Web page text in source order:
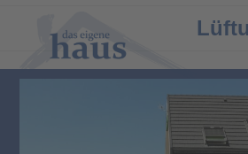
mobile
menu
mobile
menu